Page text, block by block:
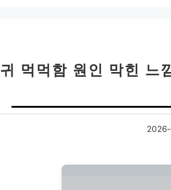
귀 먹먹함 원인 막힌 느